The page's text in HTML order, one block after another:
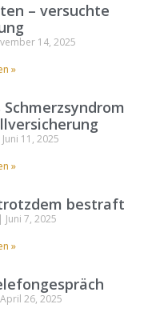
– versuchte
14, 2025
»
Juni 11, 2025
»
bestraft
Juni 7, 2025
»
April 26, 2025